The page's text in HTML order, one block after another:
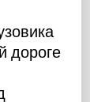
дороге